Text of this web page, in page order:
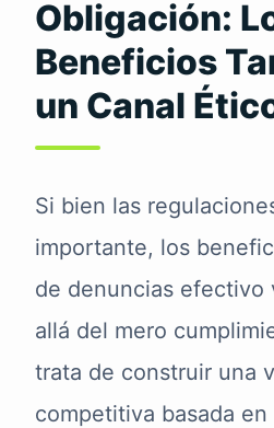
Obligación:
Beneficios
un Canal
Si bien las
importante, los
de denuncias efectivo
allá del mero
trata de construir una
competitiva basada